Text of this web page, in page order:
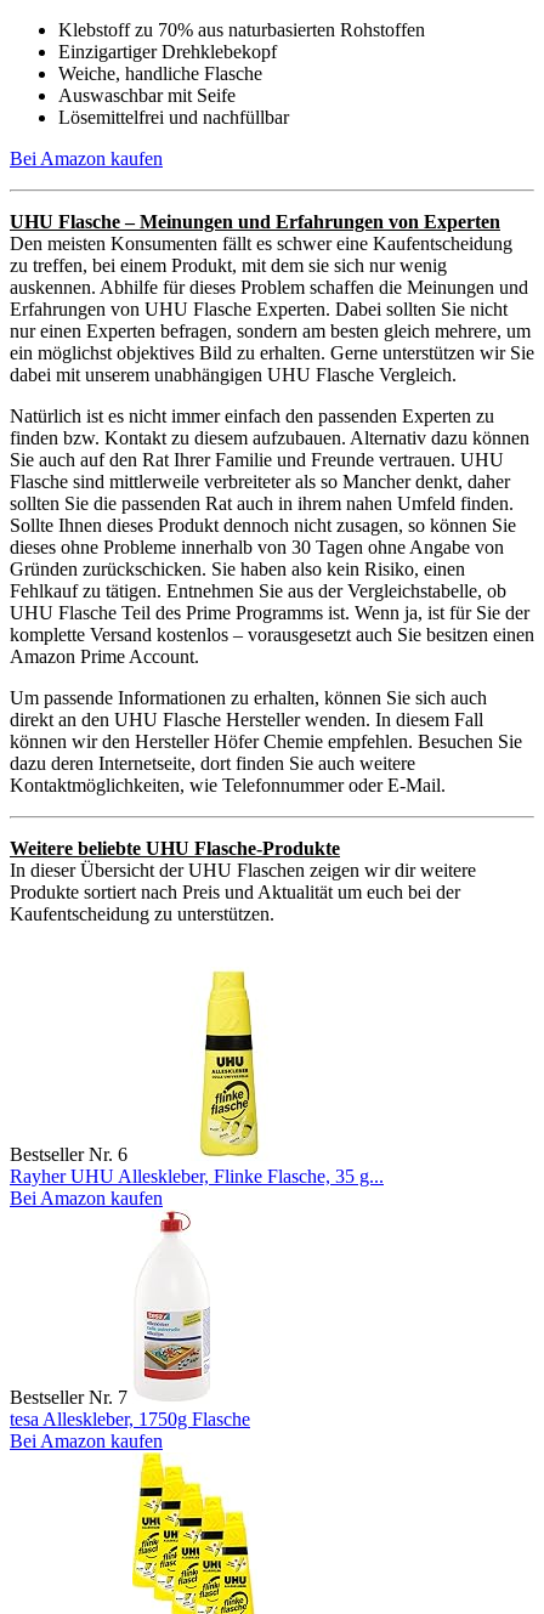
Klebstoff zu 70% aus naturbasierten Rohstoffen
Einzigartiger Drehklebekopf
Weiche, handliche Flasche
Auswaschbar mit Seife
Lösemittelfrei und nachfüllbar
Bei Amazon kaufen
UHU Flasche – Meinungen und Erfahrungen von Experten
Den meisten Konsumenten fällt es schwer eine Kaufentscheidung
zu treffen, bei einem Produkt, mit dem sie sich nur wenig
auskennen. Abhilfe für dieses Problem schaffen die Meinungen und
Erfahrungen von UHU Flasche Experten. Dabei sollten Sie nicht
nur einen Experten befragen, sondern am besten gleich mehrere, um
ein möglichst objektives Bild zu erhalten. Gerne unterstützen wir Sie
dabei mit unserem unabhängigen UHU Flasche Vergleich.
Natürlich ist es nicht immer einfach den passenden Experten zu
finden bzw. Kontakt zu diesem aufzubauen. Alternativ dazu können
Sie auch auf den Rat Ihrer Familie und Freunde vertrauen. UHU
Flasche sind mittlerweile verbreiteter als so Mancher denkt, daher
sollten Sie die passenden Rat auch in ihrem nahen Umfeld finden.
Sollte Ihnen dieses Produkt dennoch nicht zusagen, so können Sie
dieses ohne Probleme innerhalb von 30 Tagen ohne Angabe von
Gründen zurückschicken. Sie haben also kein Risiko, einen
Fehlkauf zu tätigen. Entnehmen Sie aus der Vergleichstabelle, ob
UHU Flasche Teil des Prime Programms ist. Wenn ja, ist für Sie der
komplette Versand kostenlos – vorausgesetzt auch Sie besitzen einen
Amazon Prime Account.
Um passende Informationen zu erhalten, können Sie sich auch
direkt an den UHU Flasche Hersteller wenden. In diesem Fall
können wir den Hersteller Höfer Chemie empfehlen. Besuchen Sie
dazu deren Internetseite, dort finden Sie auch weitere
Kontaktmöglichkeiten, wie Telefonnummer oder E-Mail.
Weitere beliebte UHU Flasche-Produkte
In dieser Übersicht der UHU Flaschen zeigen wir dir weitere
Produkte sortiert nach Preis und Aktualität um euch bei der
Kaufentscheidung zu unterstützen.
Bestseller Nr. 6
Rayher UHU Alleskleber, Flinke Flasche, 35 g...
Bei Amazon kaufen
Bestseller Nr. 7
tesa Alleskleber, 1750g Flasche
Bei Amazon kaufen